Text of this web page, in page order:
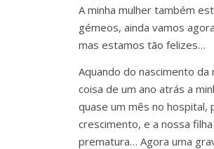
A minha mulher também
gémeos, ainda vamos
mas estamos tão felizes…
Aquando do nascimento da
coisa de um ano atrás a
quase um mês no hospital,
crescimento, e a nossa
prematura… Agora uma